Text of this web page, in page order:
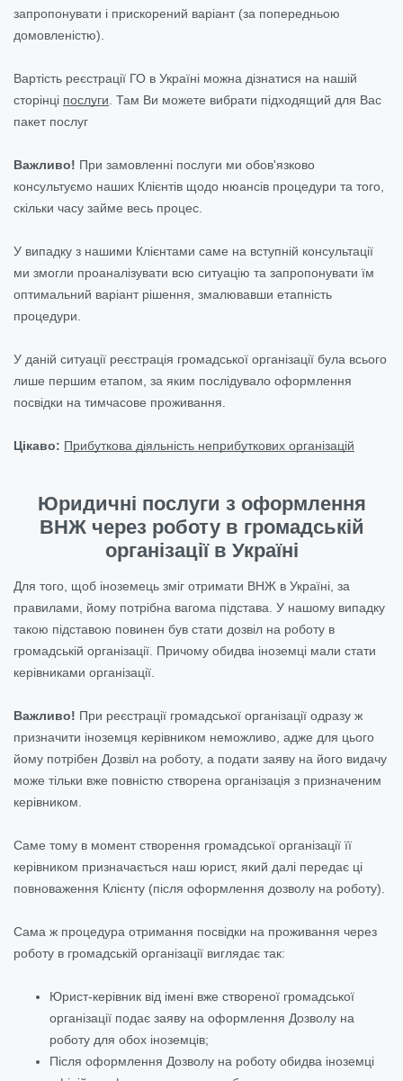
запропонувати і прискорений варіант (за попередньою
домовленістю).
Вартість реєстрації ГО в Україні можна дізнатися на нашій
сторінці послуги . Там Ви можете вибрати підходящий для Вас
пакет послуг
Важливо! При замовленні послуги ми обов'язково
консультуємо наших Клієнтів щодо нюансів процедури та того,
скільки часу займе весь процес.
У випадку з нашими Клієнтами саме на вступній консультації
ми змогли проаналізувати всю ситуацію та запропонувати їм
оптимальний варіант рішення, змалювавши етапність
процедури.
У даній ситуації реєстрація громадської організації була всього
лише першим етапом, за яким послідувало оформлення
посвідки на тимчасове проживання.
Цікаво: Прибуткова діяльність неприбуткових організацій
Юридичні послуги з оформлення
ВНЖ через роботу в громадській
організації в Україні
Для того, щоб іноземець зміг отримати ВНЖ в Україні, за
правилами, йому потрібна вагома підстава. У нашому випадку
такою підставою повинен був стати дозвіл на роботу в
громадській організації. Причому обидва іноземці мали стати
керівниками організації.
Важливо! При реєстрації громадської організації одразу ж
призначити іноземця керівником неможливо, адже для цього
йому потрібен Дозвіл на роботу, а подати заяву на його видачу
може тільки вже повністю створена організація з призначеним
керівником.
Саме тому в момент створення громадської організації її
керівником призначається наш юрист, який далі передає ці
повноваження Клієнту (після оформлення дозволу на роботу).
Сама ж процедура отримання посвідки на проживання через
роботу в громадській організації виглядає так:
Юрист-керівник від імені вже створеної громадської
організації подає заяву на оформлення Дозволу на
роботу для обох іноземців;
Після оформлення Дозволу на роботу обидва іноземці